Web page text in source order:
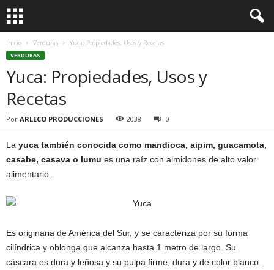
Inicio Verduras Yuca: Propiedades, Usos y Recetas
VERDURAS
Yuca: Propiedades, Usos y
Recetas
Por ARLECO PRODUCCIONES 2038 0
La yuca también conocida como mandioca, aipim, guacamota,
casabe, casava o lumu es una raíz con almidones de alto valor
alimentario.
Es originaria de América del Sur, y se caracteriza por su forma
cilíndrica y oblonga que alcanza hasta 1 metro de largo. Su
cáscara es dura y leñosa y su pulpa firme, dura y de color blanco.